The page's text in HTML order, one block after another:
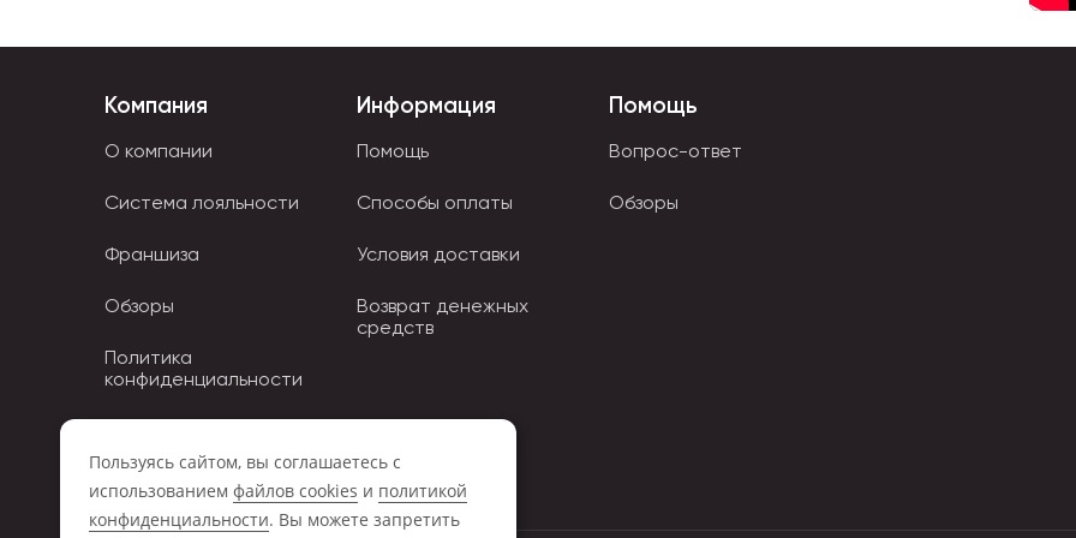
Яркие и эмоциональные товары Майнкрафт можно купить оптом в нашем интернет-магазине в Москве с
здесьhttps://storiz.ru/collection/746/
Компания
О компании
Система лояльности
Франшиза
Обзоры
Политика
конфиденциальности
Информация
Помощь
Способы оплаты
Условия доставки
Возврат денежных
средств
Помощь
Вопрос-ответ
Обзоры
Пользуясь сайтом, вы соглашаетесь с
использованием файлов cookies и политикой
конфиденциальности. Вы можете запретить